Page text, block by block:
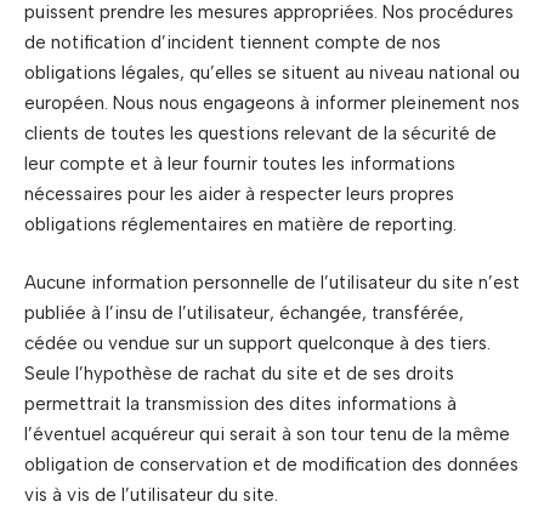
puissent prendre les mesures appropriées. Nos procédures
de notification d’incident tiennent compte de nos
obligations légales, qu’elles se situent au niveau national ou
européen. Nous nous engageons à informer pleinement nos
clients de toutes les questions relevant de la sécurité de
leur compte et à leur fournir toutes les informations
nécessaires pour les aider à respecter leurs propres
obligations réglementaires en matière de reporting.
Aucune information personnelle de l’utilisateur du site n’est
publiée à l’insu de l’utilisateur, échangée, transférée,
cédée ou vendue sur un support quelconque à des tiers.
Seule l’hypothèse de rachat du site et de ses droits
permettrait la transmission des dites informations à
l’éventuel acquéreur qui serait à son tour tenu de la même
obligation de conservation et de modification des données
vis à vis de l’utilisateur du site.